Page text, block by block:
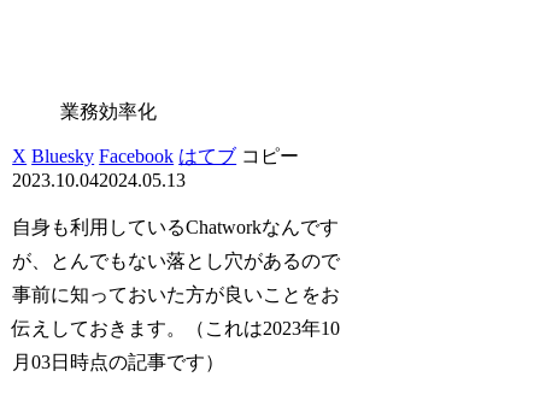
業務効率化
X Bluesky Facebook はてブ コピー
2023.10.042024.05.13
自身も利用しているChatworkなんです
が、とんでもない落とし穴があるので
事前に知っておいた方が良いことをお
伝えしておきます。（これは2023年10
月03日時点の記事です）